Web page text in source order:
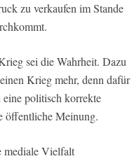
zu verkaufen im Stande
sei die Wahrheit. Dazu
Krieg mehr, denn dafür
politisch korrekte
öffentliche Meinung.
mediale Vielfalt